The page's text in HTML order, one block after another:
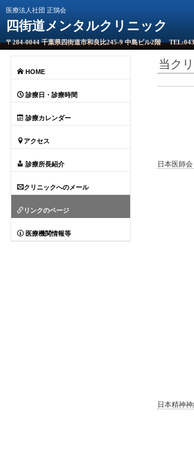
医療法人社団 正鵠会
四街道メンタルクリニック
〒284-0044 千葉県四街道市和良比245-9 中島ビル2階
当ク
日本医師会
日本精神
HOME
診療日・診療時間
診療カレンダー
アクセス
診療所長紹介
クリニックへのメール
リンクのページ
医療機関情報等